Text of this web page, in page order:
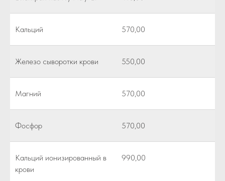
Кальций 570,00
Железо сыворотки крови 550,00
Магний 570,00
Фосфор 570,00
Кальций ионизированный в
крови
990,00